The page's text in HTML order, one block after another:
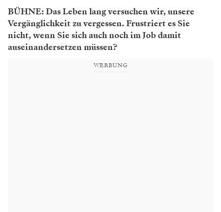
BÜHNE: Das Leben lang versuchen wir, unsere
Vergänglichkeit zu vergessen. Frustriert es Sie
nicht, wenn Sie sich auch noch im Job damit
auseinandersetzen müssen?
WERBUNG